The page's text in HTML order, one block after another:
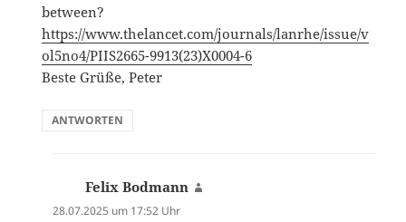
between?
https://www.thelancet.com/journals/lanrhe/issue/v
ol5no4/PIIS2665-9913(23)X0004-6
Beste Grüße, Peter
ANTWORTEN
Felix Bodmann
28.07.2025 um 17:52 Uhr